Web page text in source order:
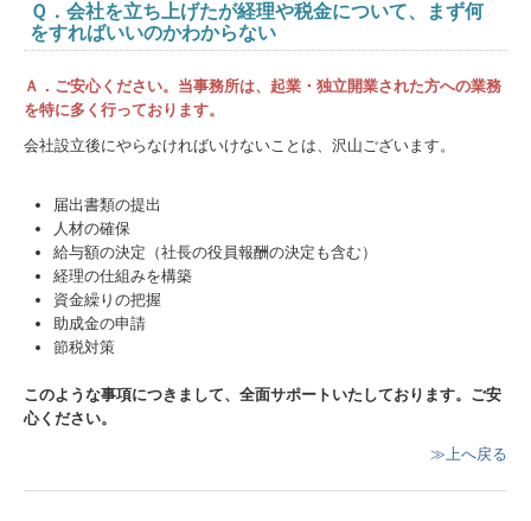
Ｑ．会社を立ち上げたが経理や税金について、まず何
をすればいいのかわからない
Ａ．ご安心ください。当事務所は、起業・独立開業された方への業務
を特に多く行っております。
会社設立後にやらなければいけないことは、沢山ございます。
届出書類の提出
人材の確保
給与額の決定（社長の役員報酬の決定も含む）
経理の仕組みを構築
資金繰りの把握
助成金の申請
節税対策
このような事項につきまして、全面サポートいたしております。ご安
心ください。
≫上へ戻る